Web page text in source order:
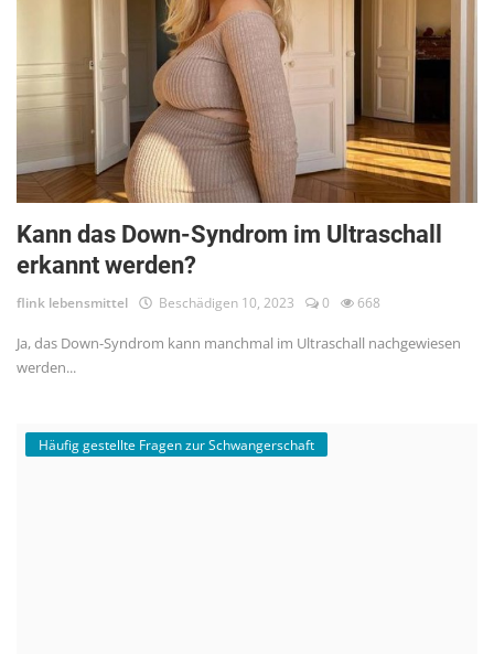
Kann das Down-Syndrom im Ultraschall
erkannt werden?
flink lebensmittel Beschädigen 10, 2023 0 668
Ja, das Down-Syndrom kann manchmal im Ultraschall nachgewiesen
werden...
Häufig gestellte Fragen zur Schwangerschaft